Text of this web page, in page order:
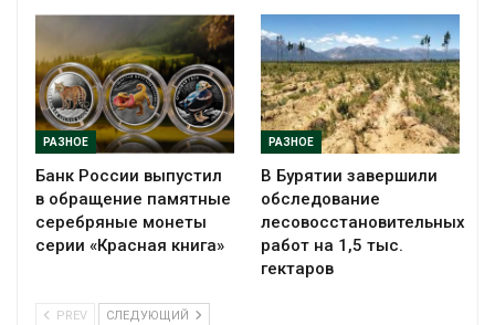
РАЗНОЕ
Банк России выпустил
в обращение памятные
серебряные монеты
серии «Красная книга»
РАЗНОЕ
В Бурятии завершили
обследование
лесовосстановительных
работ на 1,5 тыс.
гектаров
PREV СЛЕДУЮЩИЙ